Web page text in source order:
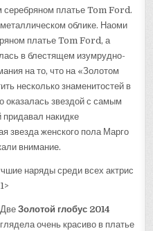
серебряном платье Tom Ford.
облике. Наоми
платье Tom Ford, а
в блестящем изумрудно-
на то, что на «Золотом
несколько знаменитостей в
оказалась звездой с самым
накидке
звезда женского пола Марго
внимание.
ДвеЗолотой глобус 2014
очень красиво в платье